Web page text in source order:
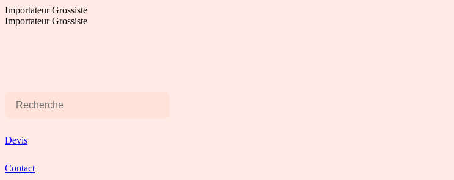
Aller
au
Importateur Grossiste
Importateur Grossiste
Devis
Contact